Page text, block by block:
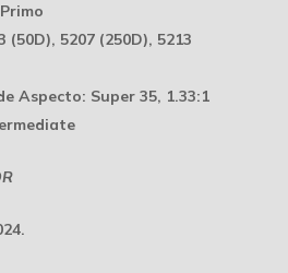
(50D), 5207 (250D), 5213
Aspecto: Super 35, 1.33:1